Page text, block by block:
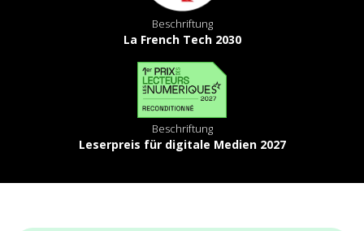
Beschriftung
La French Tech 2030
Beschriftung
Leserpreis für digitale Medien 2027